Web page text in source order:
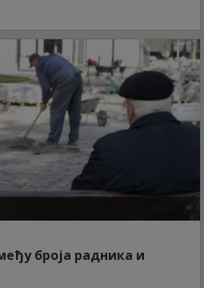
броја радника и